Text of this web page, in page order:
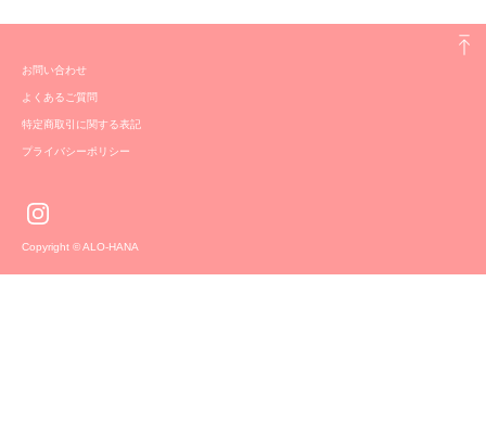
お問い合わせ
よくあるご質問
特定商取引に関する表記
プライバシーポリシー
Copyright © ALO-HANA